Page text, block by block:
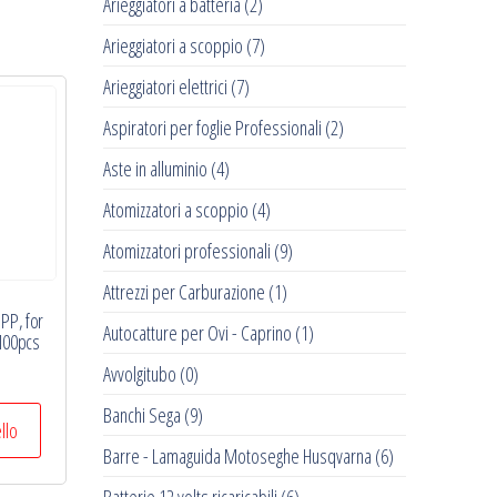
for
Arieggiatori a scoppio (7)
Arieggiatori elettrici (7)
Aspiratori per foglie Professionali (2)
Aste in alluminio (4)
Atomizzatori a scoppio (4)
Atomizzatori professionali (9)
Attrezzi per Carburazione (1)
Autocatture per Ovi - Caprino (1)
Avvolgitubo (0)
Banchi Sega (9)
Barre - Lamaguida Motoseghe Husqvarna (6)